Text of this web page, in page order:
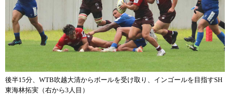
後半15分、WTB吹越大清からボールを受け取り、インゴールを目指すSH
東海林拓実（右から3人目）